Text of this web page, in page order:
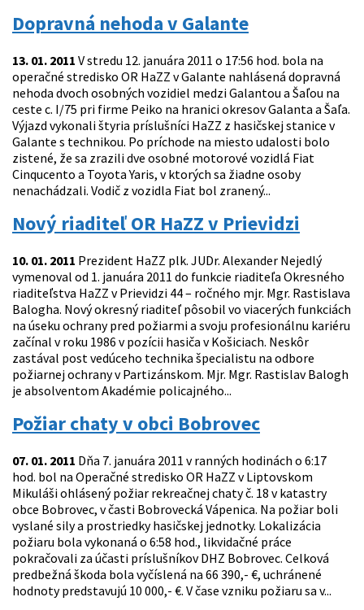
Dopravná nehoda v Galante
13. 01. 2011 V stredu 12. januára 2011 o 17:56 hod. bola na
operačné stredisko OR HaZZ v Galante nahlásená dopravná
nehoda dvoch osobných vozidiel medzi Galantou a Šaľou na
ceste c. I/75 pri firme Peiko na hranici okresov Galanta a Šaľa.
Výjazd vykonali štyria príslušníci HaZZ z hasičskej stanice v
Galante s technikou. Po príchode na miesto udalosti bolo
zistené, že sa zrazili dve osobné motorové vozidlá Fiat
Cinqucento a Toyota Yaris, v ktorých sa žiadne osoby
nenachádzali. Vodič z vozidla Fiat bol zranený...
Nový riaditeľ OR HaZZ v Prievidzi
10. 01. 2011 Prezident HaZZ plk. JUDr. Alexander Nejedlý
vymenoval od 1. januára 2011 do funkcie riaditeľa Okresného
riaditeľstva HaZZ v Prievidzi 44 – ročného mjr. Mgr. Rastislava
Balogha. Nový okresný riaditeľ pôsobil vo viacerých funkciách
na úseku ochrany pred požiarmi a svoju profesionálnu kariéru
začínal v roku 1986 v pozícii hasiča v Košiciach. Neskôr
zastával post vedúceho technika špecialistu na odbore
požiarnej ochrany v Partizánskom. Mjr. Mgr. Rastislav Balogh
je absolventom Akadémie policajného...
Požiar chaty v obci Bobrovec
07. 01. 2011 Dňa 7. januára 2011 v ranných hodinách o 6:17
hod. bol na Operačné stredisko OR HaZZ v Liptovskom
Mikuláši ohlásený požiar rekreačnej chaty č. 18 v katastry
obce Bobrovec, v časti Bobrovecká Vápenica. Na požiar boli
vyslané sily a prostriedky hasičskej jednotky. Lokalizácia
požiaru bola vykonaná o 6:58 hod., likvidačné práce
pokračovali za účasti príslušníkov DHZ Bobrovec. Celková
predbežná škoda bola vyčíslená na 66 390,- €, uchránené
hodnoty predstavujú 10 000,- €. V čase vzniku požiaru sa v...